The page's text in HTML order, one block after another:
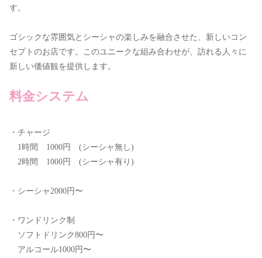
す。
ゴシックな雰囲気とシーシャの楽しみを融合させた、新しいコン
セプトのお店です。このユニークな組み合わせが、訪れる人々に
新しい価値観を提供します。
料金システム
・チャージ
1時間 1000円 (シーシャ無し)
2時間 1000円 (シーシャ有り)
・シーシャ2000円〜
・ワンドリンク制
ソフトドリンク800円〜
アルコール1000円〜